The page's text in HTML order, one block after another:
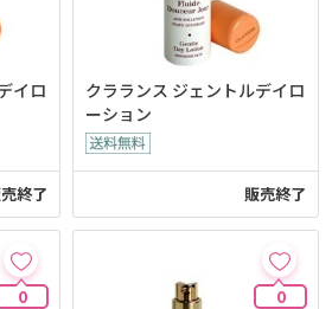
イロ
終了
クラランス ジェントルデイロ
ーション
販売終了
0 0